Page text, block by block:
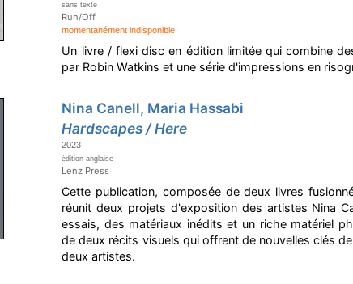
sans texte
Run/Off
momentanément indisponible
Un livre / flexi disc en édition limitée qui combine
par Robin Watkins et une série d'impressions en
Nina Canell, Maria Hassabi
Hardscapes / Here
2023
édition anglaise
Lenz Press
Cette publication, composée de deux livres
réunit deux projets d'exposition des artistes Nina
essais, des matériaux inédits et un riche matériel
de deux récits visuels qui offrent de nouvelles clés
deux artistes.